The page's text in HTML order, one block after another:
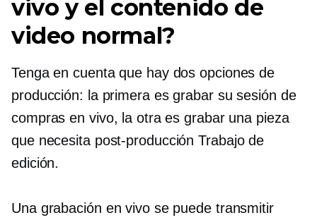
vivo y el contenido de
video normal?
Tenga en cuenta que hay dos opciones de
producción: la primera es grabar su sesión de
compras en vivo, la otra es grabar una pieza
que necesita post-producción Trabajo de
edición.
Una grabación en vivo se puede transmitir